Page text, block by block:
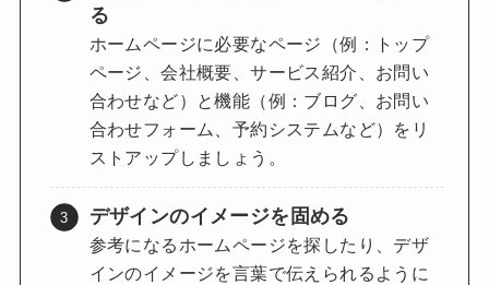
る
ホームページに必要なページ（例：トップ
ページ、会社概要、サービス紹介、お問い
合わせなど）と機能（例：ブログ、お問い
合わせフォーム、予約システムなど）をリ
ストアップしましょう。
デザインのイメージを固める
参考になるホームページを探したり、デザ
インのイメージを言葉で伝えられるように